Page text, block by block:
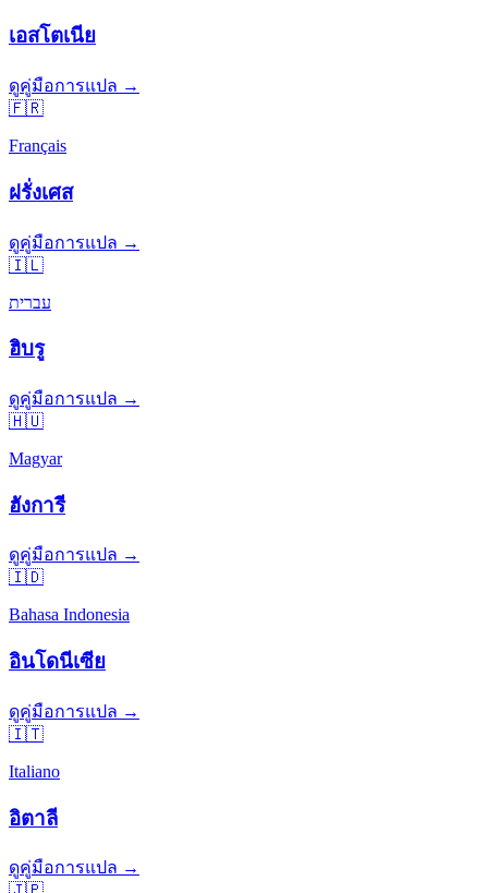
เอสโตเนีย
ดูคู่มือการแปล →
🇫🇷
Français
ฝรั่งเศส
ดูคู่มือการแปล →
🇮🇱
עברית
ฮิบรู
ดูคู่มือการแปล →
🇭🇺
Magyar
ฮังการี
ดูคู่มือการแปล →
🇮🇩
Bahasa Indonesia
อินโดนีเซีย
ดูคู่มือการแปล →
🇮🇹
Italiano
อิตาลี
ดูคู่มือการแปล →